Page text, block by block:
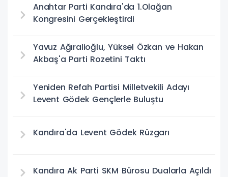
Anahtar Parti Kandıra'da 1.Olağan
Kongresini Gerçekleştirdi
Yavuz Ağıralioğlu, Yüksel Özkan ve Hakan
Akbaş'a Parti Rozetini Taktı
Yeniden Refah Partisi Milletvekili Adayı
Levent Gödek Gençlerle Buluştu
Kandıra'da Levent Gödek Rüzgarı
Kandıra Ak Parti SKM Bürosu Dualarla Açıldı